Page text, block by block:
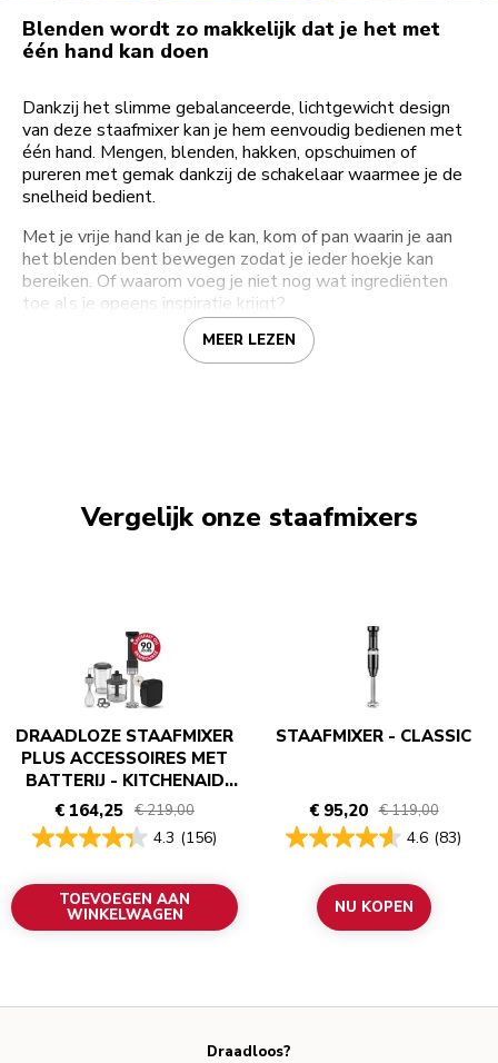
Blenden wordt zo makkelijk dat je het met
één hand kan doen
Dankzij het slimme gebalanceerde, lichtgewicht design
van deze staafmixer kan je hem eenvoudig bedienen met
één hand. Mengen, blenden, hakken, opschuimen of
pureren met gemak dankzij de schakelaar waarmee je de
snelheid bedient.
Met je vrije hand kan je de kan, kom of pan waarin je aan
het blenden bent bewegen zodat je ieder hoekje kan
bereiken. Of waarom voeg je niet nog wat ingrediënten
toe als je opeens inspiratie krijgt?
MEER LEZEN
Vergelijk onze staafmixers
DRAADLOZE STAAFMIXER
PLUS ACCESSOIRES MET
BATTERIJ - KITCHENAID
GO
€ 164,25 € 219,00
4.3 (156)
TOEVOEGEN AAN
WINKELWAGEN
STAAFMIXER - CLASSIC
€ 95,20 € 119,00
4.6 (83)
NU KOPEN
Draadloos?